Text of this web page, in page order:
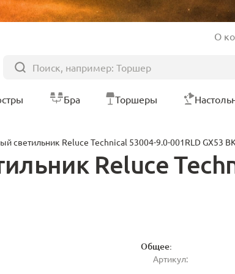
О
Бра Торшеры
светильник Reluce Technical 53004-9.0-001RLD GX53 BK
Reluce
Общее:
Артикул: